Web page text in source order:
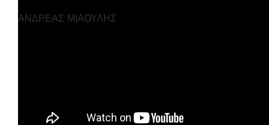
ΑΝΔΡΕΑΣ ΜΙΑΟΥΛΗΣ